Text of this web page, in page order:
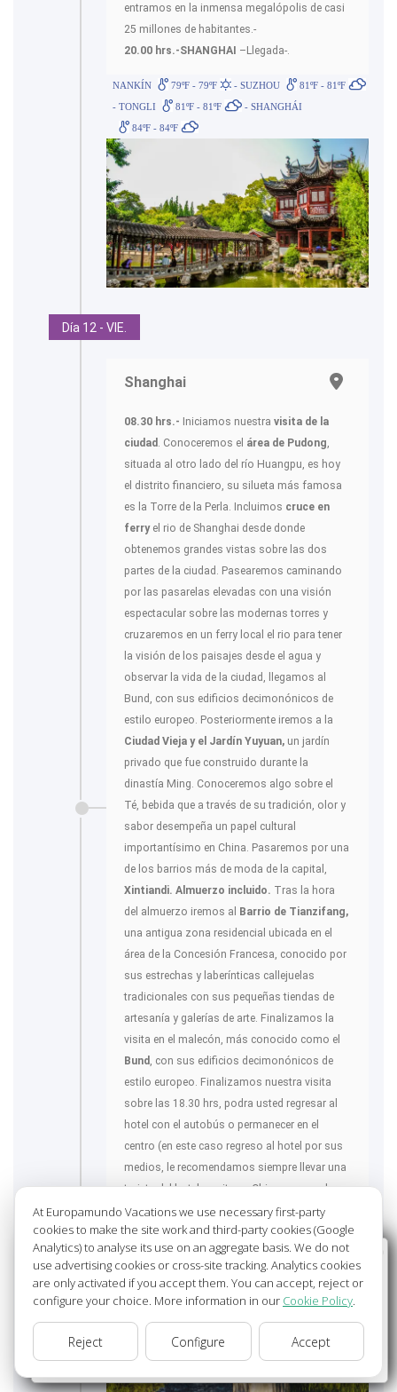
entramos en la inmensa megalópolis de casi
25 millones de habitantes.-
20.00 hrs.-SHANGHAI –Llegada-.
NANKÍN 79ºF - 79ºF - SUZHOU
81ºF - 81ºF
- TONGLI
81ºF - 81ºF
- SHANGHÁI
84ºF - 84ºF
Día 12 - VIE.
Shanghai
08.30 hrs.- Iniciamos nuestra visita de la
ciudad
. Conoceremos el área de Pudong
situada al otro lado del río Huangpu, es hoy
el distrito financiero, su silueta más famosa
es la Torre de la Perla. Incluimos cruce en
ferry el rio de Shanghai desde donde
obtenemos grandes vistas sobre las dos
partes de la ciudad. Pasearemos caminando
por las pasarelas elevadas con una visión
espectacular sobre las modernas torres y
cruzaremos en un ferry local el rio para tener
la visión de los paisajes desde el agua y
observar la vida de la ciudad, llegamos al
Bund, con sus edificios decimonónicos de
estilo europeo. Posteriormente iremos a la
Ciudad Vieja y el Jardín Yuyuan, un jardín
privado que fue construido durante la
dinastía Ming. Conoceremos algo sobre el
Té, bebida que a través de su tradición, olor y
sabor desempeña un papel cultural
importantísimo en China. Pasaremos por una
de los barrios más de moda de la capital,
Xintiandi. Almuerzo incluido. Tras la hora
del almuerzo iremos al Barrio de Tianzifang,
una antigua zona residencial ubicada en el
área de la Concesión Francesa, conocido por
sus estrechas y laberínticas callejuelas
tradicionales con sus pequeñas tiendas de
artesanía y galerías de arte. Finalizamos la
visita en el malecón, más conocido como el
Bund
, con sus edificios decimonónicos de
estilo europeo. Finalizamos nuestra visita
sobre las 18.30 hrs, podra usted regresar al
hotel con el autobús o permanecer en el
centro (en este caso regreso al hotel por sus
medios, le recomendamos siempre llevar una
tarjeta del hotel escrita en Chino para poder
explicar al taxista donde desea viajar).
SHANGHÁI 84ºF - 84ºF
Wellcome to Europamundo Vacations, your in the
international site of:
Bienvenido a Europamundo Vacaciones, está usted en el
sitio internacional de:
USA(en) change/cambiar
At Europamundo Vacations we use necessary first-party
cookies to make the site work and third-party cookies (Google
Analytics) to analyse its use on an aggregate basis. We do not
use advertising cookies or cross-site tracking. Analytics cookies
are only activated if you accept them. You can accept, reject or
configure your choice. More information in our Cookie Policy.
Reject Configure Accept